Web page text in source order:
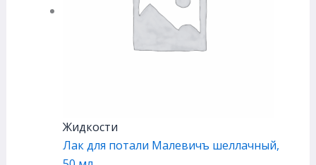
Жидкости
Лак для потали Малевичъ шеллачный,